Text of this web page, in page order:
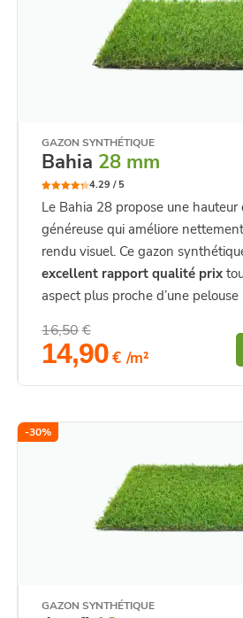
GAZON SYNTHÉTIQUE
Bahia 28 mm
sur 5
4.29 / 5
Le Bahia 28 propose une
généreuse qui améliore
rendu visuel. Ce gazon
excellent rapport qualité prix
aspect plus proche d’une
16,50€
14,90€ /m²
-30%
GAZON SYNTHÉTIQUE